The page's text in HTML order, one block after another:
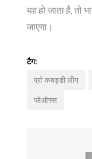
यह हो जाता है, तो
जाएगा।
टैग:
प्रो कबड्डी लीग
प्लेऑफ्स